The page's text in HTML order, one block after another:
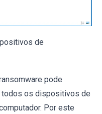
de
pode
todos os dispositivos de
Por este